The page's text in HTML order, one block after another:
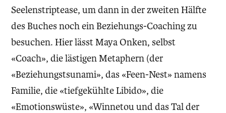
Seelenstriptease, um dann in der zweiten Hälfte
des Buches noch ein Beziehungs-Coaching zu
besuchen. Hier lässt Maya Onken, selbst
«Coach», die lästigen Metaphern (der
«Beziehungstsunami», das «Feen-Nest» namens
Familie, die «tiefgekühlte Libido», die
«Emotionswüste», «Winnetou und das Tal der